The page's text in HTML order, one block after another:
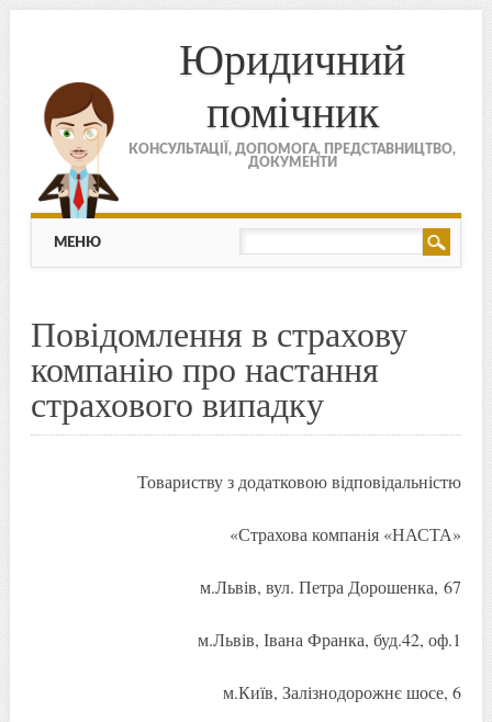
Юридичний
помічник
КОНСУЛЬТАЦІЇ, ДОПОМОГА, ПРЕДСТАВНИЦТВО,
ДОКУМЕНТИ
МЕНЮ
Skip to content
МЕНЮ
Повідомлення в страхову
компанію про настання
страхового випадку
Товариству з додатковою відповідальністю
«Страхова компанія «НАСТА»
м.Львів, вул. Петра Дорошенка, 67
м.Львів, Івана Франка, буд.42, оф.1
м.Київ, Залізнодорожнє шосе, 6